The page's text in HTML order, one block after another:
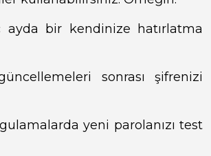
ayda bir kendinize hatırlatma
sonrası şifrenizi
yeni parolanızı test